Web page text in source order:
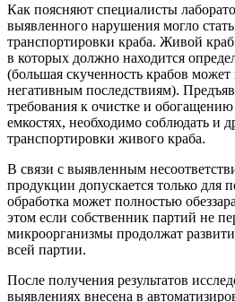
Как поясняют специалисты
выявленного нарушения могло
транспортировки краба. Живой краб
в которых должно находится
(большая скученность крабов
негативным последствиям).
требования к очистке и
емкостях, необходимо соблюдать и
транспортировки живого краба.
В связи с выявленным
продукции допускается только для
обработка может полностью
этом если собственник партий не
микроорганизмы продолжат
всей партии.
После получения результатов
выявлениях внесена в